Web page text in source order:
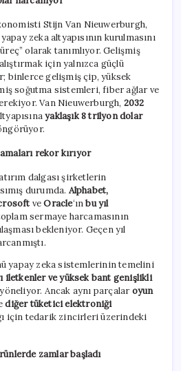
Stijn Van Nieuwerburgh,
zeka altyapısının kurulmasını
olarak tanımlıyor. Gelişmiş
için yalnızca güçlü
binlerce gelişmiş çip, yüksek
soğutma sistemleri, fiber ağlar ve
Van Nieuwerburgh, 2032
yaklaşık 8 trilyon dolar
rekor kırıyor
dalgası şirketlerin
durumda. Alphabet,
veOracle‘ınbu yıl
sermaye harcamasının
bekleniyor. Geçen yıl
yapay zeka sistemlerinin temelini
iletkenler ve yüksek bant genişlikli
Ancak aynı parçalar oyun
diğer tüketici elektroniği
için tedarik zincirleri üzerindeki
zamlar başladı